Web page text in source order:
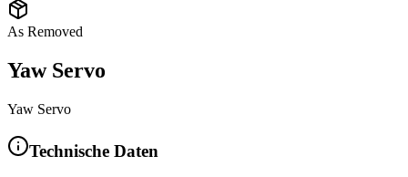
As Removed
Yaw Servo
Yaw Servo
Technische Daten